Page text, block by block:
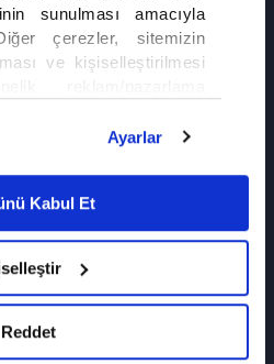
sunulması amacıyla
çerezler, sitemizin
ve kişiselleştirilmesi
dahilinde kullanılacaktır.
butonuna tıklayabilir,
Metnimizi ziyaret
Verilerin Korunması
olan İnternet
Metnimizi okumak ve
Ayarlar
Kabul Et
Reddet